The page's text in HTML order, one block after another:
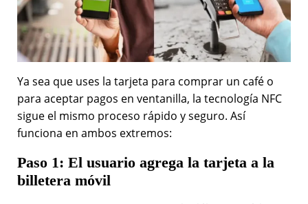
Ya sea que uses la tarjeta para comprar un café o
para aceptar pagos en ventanilla, la tecnología NFC
sigue el mismo proceso rápido y seguro. Así
funciona en ambos extremos:
Paso 1: El usuario agrega la tarjeta a la
billetera móvil